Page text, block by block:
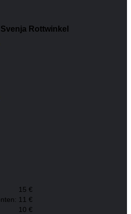
Rottwinkel
15 €
11 €
10 €